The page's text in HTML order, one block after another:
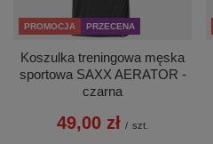
PROMOCJA PRZECENA
Koszulka treningowa męska
sportowa SAXX AERATOR -
czarna
49,00 zł / szt.